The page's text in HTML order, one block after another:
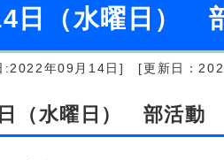
日（水曜日）
:2022年09月14日] [更新日：
（水曜日） 部活動